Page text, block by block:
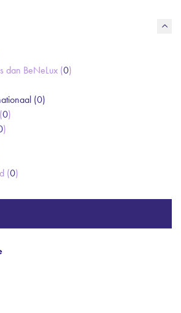
dan BeNeLux (0)
(0)
0)
)
(0)